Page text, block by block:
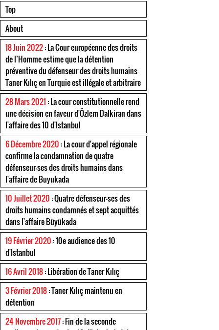
Top
About
18 Juin 2022: La Cour européenne des droits
de l’Homme estime que la détention
préventive du défenseur des droits humains
Taner Kılıç en Turquie est illégale et arbitraire
28 Mars 2021 : La cour constitutionnelle rend
une décision en faveur d'Özlem Dalkiran dans
l'affaire des 10 d'Istanbul
6 Décembre 2020 : La cour d'appel régionale
confirme la condamnation de quatre
défenseur-ses des droits humains dans
l'affaire de Buyukada
10 Juillet 2020 : Quatre défenseur-ses des
droits humains condamnés et sept acquittés
dans l'affaire Büyükada
19 Février 2020 : 10e audience des 10
d'Istanbul
16 Avril 2018: Libération de Taner Kılıç
3 Février 2018: Taner Kılıç maintenu en
détention
24 Novembre 2017: Fin de la seconde